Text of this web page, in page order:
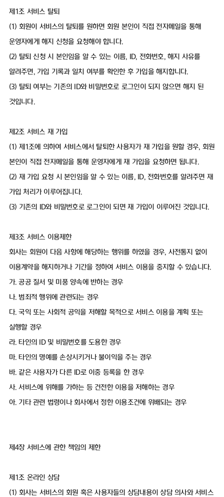
제1조 서비스 탈퇴
(1) 회원이 서비스의 탈퇴를 원하면 회원 본인이 직접 전자메일을 통해
운영자에게 해지 신청을 요청해야 합니다.
(2) 탈퇴 신청 시 본인임을 알 수 있는 이름, ID, 전화번호, 해지 사유를
알려주면, 가입 기록과 일치 여부를 확인한 후 가입을 해지합니다.
(3) 탈퇴 여부는 기존의 ID와 비밀번호로 로그인이 되지 않으면 해지 된
것입니다.
제2조 서비스 재 가입
(1) 제1조에 의하여 서비스에서 탈퇴한 사용자가 재 가입을 원할 경우, 회원
본인이 직접 전자메일을 통해 운영자에게 재 가입을 요청하면 됩니다.
(2) 재 가입 요청 시 본인임을 알 수 있는 이름, ID, 전화번호를 알려주면 재
가입 처리가 이루어집니다.
(3) 기존의 ID와 비밀번호로 로그인이 되면 재 가입이 이루어진 것입니다.
제3조 서비스 이용제한
회사는 회원이 다음 사항에 해당하는 행위를 하였을 경우, 사전통지 없이
이용계약을 해지하거나 기간을 정하여 서비스 이용을 중지할 수 있습니다.
가. 공공 질서 및 미풍 양속에 반하는 경우
나. 범죄적 행위에 관련되는 경우
다. 국익 또는 사회적 공익을 저해할 목적으로 서비스 이용을 계획 또는
실행할 경우
라. 타인의 ID 및 비밀번호를 도용한 경우
마. 타인의 명예를 손상시키거나 불이익을 주는 경우
바. 같은 사용자가 다른 ID로 이중 등록을 한 경우
사. 서비스에 위해를 가하는 등 건전한 이용을 저해하는 경우
아. 기타 관련 법령이나 회사에서 정한 이용조건에 위배되는 경우
제4장 서비스에 관한 책임의 제한
제1조 온라인 상담
(1) 회사는 서비스의 회원 혹은 사용자들의 상담내용이 상담 의사와 서비스